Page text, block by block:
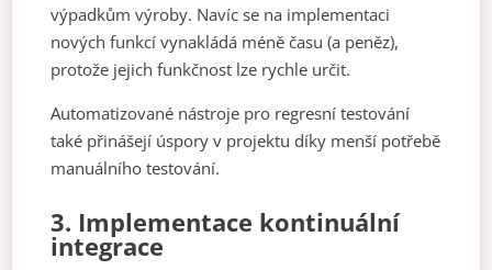
výpadkům výroby. Navíc se na implementaci
nových funkcí vynakládá méně času (a peněz),
protože jejich funkčnost lze rychle určit.
Automatizované nástroje pro regresní testování
také přinášejí úspory v projektu díky menší potřebě
manuálního testování.
3. Implementace kontinuální
integrace